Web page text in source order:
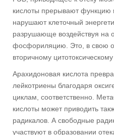
кислоты прерывают
нарушают клеточный
разрушающе воздействуя на
фосфориляцию. Это, в свою
вторичному цитотоксическому
Арахидоновая кислота
лейкотриены благодаря
циклам, соответственно.
кислоты может приводить
радикалов. А свободные
участвуют в образовании